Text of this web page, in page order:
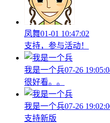
凤舞01-01 10:47:02
支持，参与活动！
我是一个兵07-26
很好看。。
我是一个兵07-26
支持新版